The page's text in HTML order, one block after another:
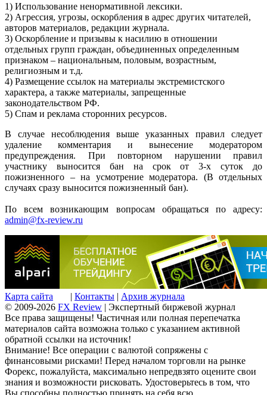
1) Использование ненормативной лексики.
2) Агрессия, угрозы, оскорбления в адрес других читателей,
авторов материалов, редакции журнала.
3) Оскорбление и призывы к насилию в отношении
отдельных групп граждан, объединенных определенным
признаком – национальным, половым, возрастным,
религиозным и т.д.
4) Размещение ссылок на материалы экстремистского
характера, а также материалы, запрещенные
законодательством РФ.
5) Спам и реклама сторонних ресурсов.
В случае несоблюдения выше указанных правил следует
удаление комментария и вынесение модератором
предупреждения. При повторном нарушении правил
участнику выносится бан на срок от 3-х суток до
пожизненного – на усмотрение модератора. (В отдельных
случаях сразу выносится пожизненный бан).
По всем возникающим вопросам обращаться по адресу:
admin@fx-review.ru
Карта сайта | Контакты | Архив журнала
© 2009-2026 FX Review | Экспертный биржевой журнал
Все права защищены! Частичная или полная перепечатка
материалов сайта возможна только с указанием активной
обратной ссылки на источник!
Внимание! Все операции с валютой сопряжены с
финансовыми рисками! Перед началом торговли на рынке
Форекс, пожалуйста, максимально непредвзято оцените свои
знания и возможности рисковать. Удостоверьтесь в том, что
Вы способны полностью принять на себя всю